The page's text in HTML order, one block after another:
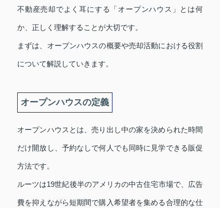
不動産売却でよく耳にする「オープンハウス」とは何
か、正しく理解することが大切です。
まずは、オープンハウスの概要や売却活動における役割
について解説していきます。
オープンハウスの定義
オープンハウスとは、売り出し中の家を決められた時間
だけ開放し、予約なしで何人でも同時に見学できる販促
方法です。
ルーツは19世紀後半のアメリカの中古住宅市場で、広告
費を抑えながら短期間で購入希望者を集める合理的な仕